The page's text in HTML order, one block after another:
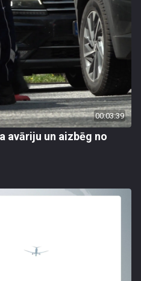
00:03:39
avāriju un aizbēg no